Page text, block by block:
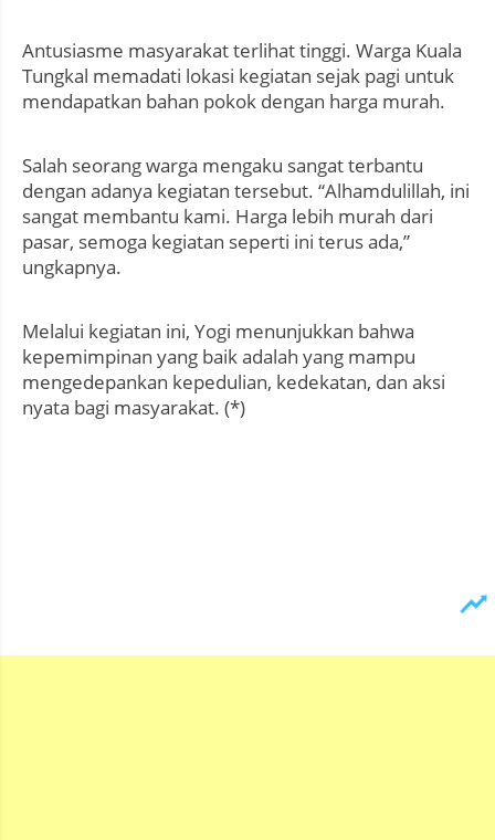
Antusiasme masyarakat terlihat tinggi. Warga Kuala
Tungkal memadati lokasi kegiatan sejak pagi untuk
mendapatkan bahan pokok dengan harga murah.
Salah seorang warga mengaku sangat terbantu
dengan adanya kegiatan tersebut. “Alhamdulillah, ini
sangat membantu kami. Harga lebih murah dari
pasar, semoga kegiatan seperti ini terus ada,”
ungkapnya.
Melalui kegiatan ini, Yogi menunjukkan bahwa
kepemimpinan yang baik adalah yang mampu
mengedepankan kepedulian, kedekatan, dan aksi
nyata bagi masyarakat. (*)